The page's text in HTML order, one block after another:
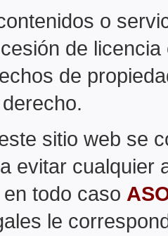
o
de
de
sitio web se
evitar cualquier
todo caso
le